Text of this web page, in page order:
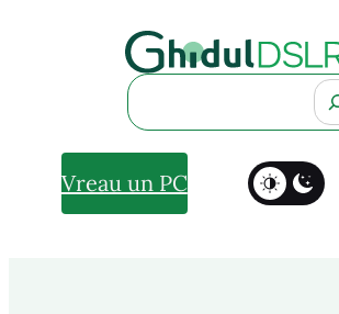
Search
Vreau un PC